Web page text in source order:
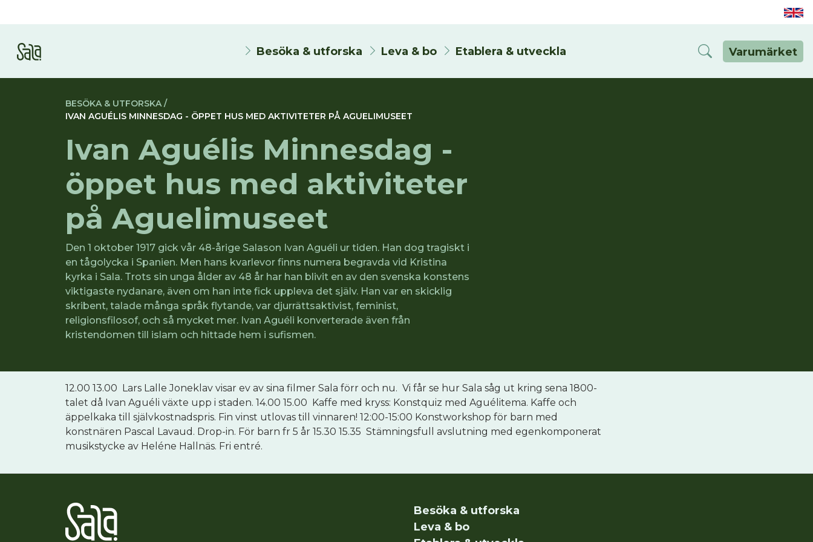
Besöka & utforska Leva & bo Etablera & utveckla Varumärket
BESÖKA & UTFORSKA /
IVAN AGUÉLIS MINNESDAG - ÖPPET HUS MED AKTIVITETER PÅ AGUELIMUSEET
Ivan Aguélis Minnesdag -
öppet hus med aktiviteter
på Aguelimuseet
Den 1 oktober 1917 gick vår 48-årige Salason Ivan Aguéli ur tiden. Han dog tragiskt i
en tågolycka i Spanien. Men hans kvarlevor finns numera begravda vid Kristina
kyrka i Sala. Trots sin unga ålder av 48 år har han blivit en av den svenska konstens
viktigaste nydanare, även om han inte fick uppleva det själv. Han var en skicklig
skribent, talade många språk flytande, var djurrättsaktivist, feminist,
religionsfilosof, och så mycket mer. Ivan Aguéli konverterade även från
kristendomen till islam och hittade hem i sufismen.
12.00 13.00 Lars Lalle Joneklav visar ev av sina filmer Sala förr och nu. Vi får se hur Sala såg ut kring sena 1800-
talet då Ivan Aguéli växte upp i staden. 14.00 15.00 Kaffe med kryss: Konstquiz med Aguélitema. Kaffe och
äppelkaka till självkostnadspris. Fin vinst utlovas till vinnaren! 12:00-15:00 Konstworkshop för barn med
konstnären Pascal Lavaud. Drop-in. För barn fr 5 år 15.30 15.35 Stämningsfull avslutning med egenkomponerat
musikstycke av Heléne Hallnäs. Fri entré.
Besöka & utforska
Leva & bo